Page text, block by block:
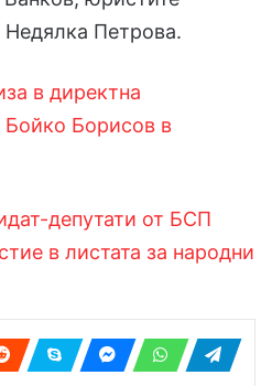
Петрова.
в директна
Бойко Борисов в
депутати от БСП
в листата за народни